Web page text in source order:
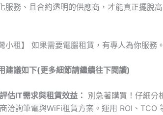
服務、且合約透明的供應商，才能真正擺脫
小租】 如果需要電腦租賃，有專人為你服務。
建議如下(更多細節請繼續往下閱讀)
估IT需求與租賃效益： 別急著購買！仔細分
洽詢筆電與WiFi租賃方案。運用 ROI、TCO